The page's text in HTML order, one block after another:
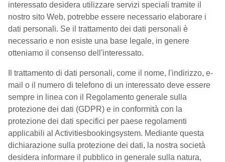
interessato desidera utilizzare servizi speciali tramite il
nostro sito Web, potrebbe essere necessario elaborare i
dati personali. Se il trattamento dei dati personali è
necessario e non esiste una base legale, in genere
otteniamo il consenso dell'interessato.
Il trattamento di dati personali, come il nome, l'indirizzo, e-
mail o il numero di telefono di un interessato deve essere
sempre in linea con il Regolamento generale sulla
protezione dei dati (GDPR) e in conformità con la
protezione dei dati specifici per paese regolamenti
applicabili al Activitiesbookingsystem. Mediante questa
dichiarazione sulla protezione dei dati, la nostra società
desidera informare il pubblico in generale sulla natura,